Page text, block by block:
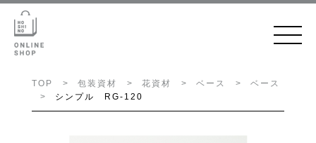
TOP 包装資材 花資材 ベース
ベース
シンプル RG-120